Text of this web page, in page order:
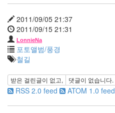
2011/09/05 21:37
2011/09/15 21:31
LonnieNa
포토앨범/풍경
철길
받은 걸린글이 없고, 댓글이 없습니다.
RSS 2.0 feed ATOM 1.0 feed
2006
년
6
월
1
2006
년
7
월
21
2006